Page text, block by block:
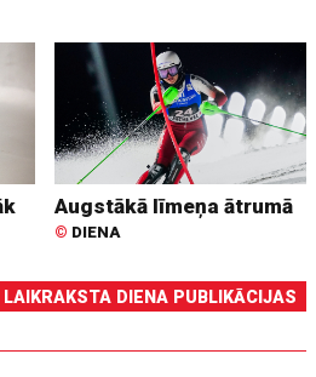
Augstākā līmeņa ātrumā
© DIENA
LAIKRAKSTA DIENA PUBLIKĀCIJAS